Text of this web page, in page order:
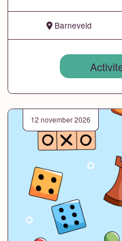
Barneveld
12 november 2026